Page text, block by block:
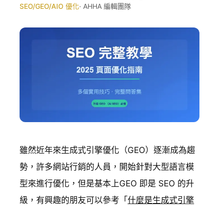
SEO/GEO/AIO 優化· AHHA 編輯團隊
雖然近年來生成式引擎優化（GEO）逐漸成為趨
勢，許多網站行銷的人員，開始針對大型語言模
型來進行優化，但是基本上GEO 即是 SEO 的升
級，有興趣的朋友可以參考「 什麼是生成式引擎